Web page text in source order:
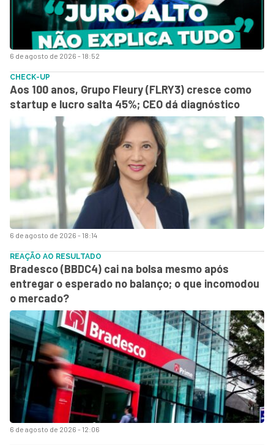
6 de agosto de 2026 - 18:52
6 de agosto de 2026 - 18:14
CHECK-UP
Aos 100 anos, Grupo Fleury (FLRY3) cresce como
startup e lucro salta 45%; CEO dá diagnóstico
6 de agosto de 2026 - 12:06
REAÇÃO AO RESULTADO
Bradesco (BBDC4) cai na bolsa mesmo após
entregar o esperado no balanço; o que incomodou
o mercado?